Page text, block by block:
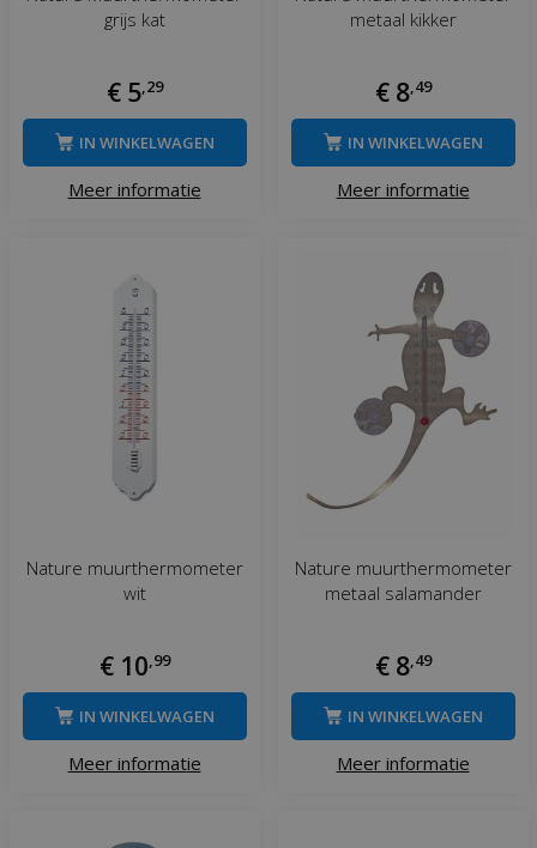
grijs kat
€ 5 29
Meer informatie
IN WINKELWAGEN
metaal kikker
€ 8 49
Meer informatie
IN WINKELWAGEN
Nature muurthermometer
wit
€ 10 99
Meer informatie
IN WINKELWAGEN
Nature muurthermometer
metaal salamander
€ 8 49
Meer informatie
IN WINKELWAGEN